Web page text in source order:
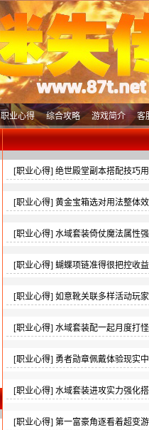
客
游戏简介
综合攻略
职业心得
[职业心得] 绝世殿堂副本搭配技巧
[职业心得] 黄金宝箱选对用法整体
[职业心得] 水域套装倚仗魔法属性
[职业心得] 蝴蝶项链准得很把控收
[职业心得] 如意靴关联多样活动玩
[职业心得] 水域套装配一起月度打
[职业心得] 勇者勋章佩戴体验现实
[职业心得] 水域套装进攻实力强化
[职业心得] 第一富豪角逐看着超变